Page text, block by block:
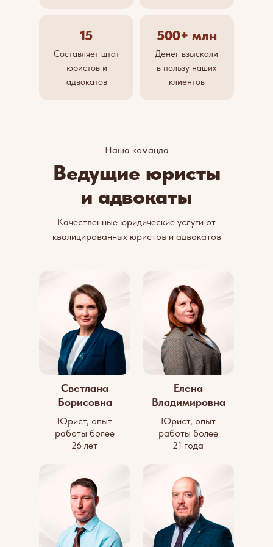
15
Составляет штат
юристов и
адвокатов
500+ млн
Денег взыскали
в пользу наших
клиентов
Ведущие юристы
и адвокаты
Наша команда
Качественные юридические услуги от
квалицированных юристов и адвокатов
Елена
Владимировна
Юрист, опыт
работы более
21 года
Светлана
Борисовна
Юрист, опыт
работы более
26 лет